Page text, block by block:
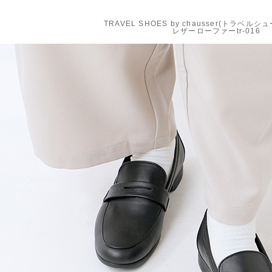
TRAVEL SHOES by chausser(トラベルシュ
レザーローファーtr-016